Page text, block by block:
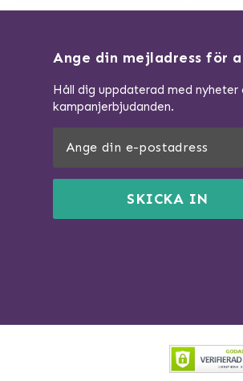
Ange din mejladress för
Håll dig uppdaterad med nyheter
kampanjerbjudanden.
SKICKA IN